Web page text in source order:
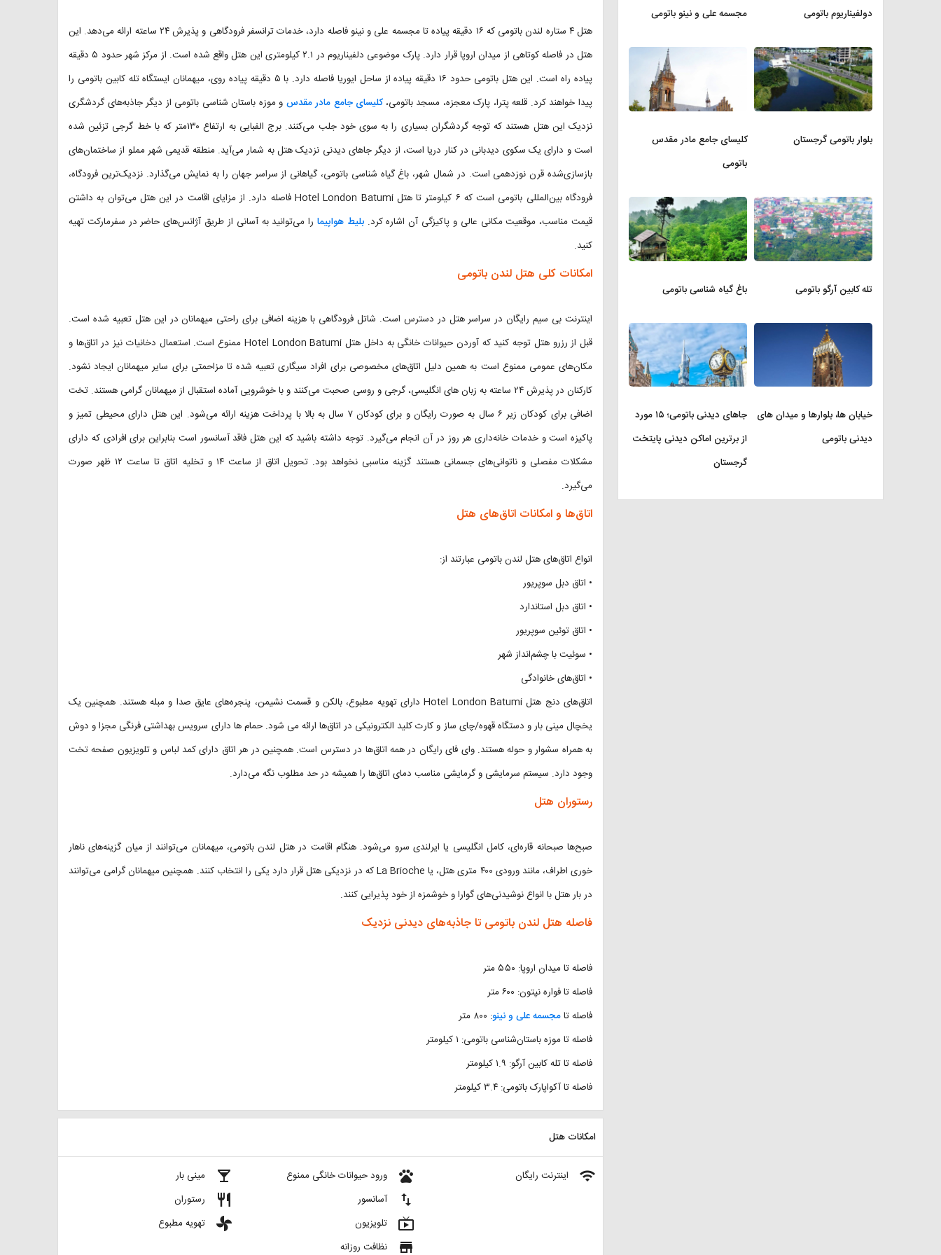
هتل ۴ ستاره لندن باتومی که ۱۶ دقیقه پیاده تا مجسمه علی و نینو فاصله دارد، خدمات ترانسفر فرودگاهی و پذیرش ۲۴ ساعته ارائه می‌دهد. این
هتل در فاصله کوتاهی از میدان اروپا قرار دارد. پارک موضوعی دلفیناریوم در ۲.۱ کیلومتری این هتل واقع شده است. از مرکز شهر حدود ۵ دقیقه
پیاده راه است. این هتل باتومی حدود ۱۶ دقیقه پیاده از ساحل ایوریا فاصله دارد. با ۵ دقیقه پیاده روی، میهمانان ایستگاه تله کابین باتومی را
پیدا خواهند کرد. قلعه پترا، پارک معجزه، مسجد باتومی،کلیسای جامع مادر مقدس و موزه باستان شناسی باتومی از دیگر جاذبه‌های گردشگری
نزدیک این هتل هستند که توجه گردشگران بسیاری را به سوی خود جلب می‌کنند. برج الفبایی به ارتفاع ۱۳۰متر که با خط گرجی تزئین شده
است و دارای یک سکوی دیدبانی در کنار دریا است، از دیگر جاهای دیدنی نزدیک هتل به شمار می‌آید. منطقه قدیمی شهر مملو از ساختمان‌های
بازسازی‌شده قرن نوزدهمی است. در شمال شهر، باغ گیاه شناسی باتومی، گیاهانی از سراسر جهان را به نمایش می‌گذارد. نزدیک‌ترین فرودگاه،
فرودگاه بین‌المللی باتومی است که ۶ کیلومتر تا هتل Hotel London Batumi فاصله دارد. از مزایای اقامت در این هتل می‌توان به داشتن
قیمت مناسب، موقعیت مکانی عالی و پاکیزگی آن اشاره کرد.بلیط هواپیما را می‌توانید به آسانی از طریق آژانس‌های حاضر در سفرمارکت تهیه
کنید.
امکانات کلی هتل لندن باتومی
اینترنت بی سیم رایگان در سراسر هتل در دسترس است. شاتل فرودگاهی با هزینه اضافی برای راحتی میهمانان در این هتل تعبیه شده است.
قبل از رزرو هتل توجه کنید که آوردن حیوانات خانگی به داخل هتل Hotel London Batumi ممنوع است. استعمال دخانیات نیز در اتاق‌ها و
مکان‌های عمومی ممنوع است به همین دلیل اتاق‌های مخصوصی برای افراد سیگاری تعبیه شده تا مزاحمتی برای سایر میهمانان ایجاد نشود.
کارکنان در پذیرش ۲۴ ساعته به زبان های انگلیسی، گرجی و روسی صحبت می‌کنند و با خوشرویی آماده استقبال از میهمانان گرامی هستند. تخت
اضافی برای کودکان زیر ۶ سال به صورت رایگان و برای کودکان ۷ سال به بالا با پرداخت هزینه ارائه می‌شود. این هتل دارای محیطی تمیز و
پاکیزه است و خدمات خانه‌داری هر روز در آن انجام می‌گیرد. توجه داشته باشید که این هتل فاقد آسانسور است بنابراین برای افرادی که دارای
مشکلات مفصلی و ناتوانی‌های جسمانی هستند گزینه مناسبی نخواهد بود. تحویل اتاق از ساعت ۱۴ و تخلیه اتاق تا ساعت ۱۲ ظهر صورت
می‌گیرد.
اتاق‌ها و امکانات اتاق‌های هتل
انواع اتاق‌های هتل لندن باتومی عبارتند از:
• اتاق دبل سوپریور
• اتاق دبل استاندارد
• اتاق توئین سوپریور
• سوئیت با چشم‌انداز شهر
• اتاق‌های خانوادگی
اتاق‌های دنج هتل Hotel London Batumi دارای تهویه مطبوع، بالکن و قسمت نشیمن، پنجره‌های عایق صدا و مبله هستند. همچنین یک
یخچال مینی بار و دستگاه قهوه/چای ساز و کارت کلید الکترونیکی در اتاق‌ها ارائه می شود. حمام ها دارای سرویس بهداشتی فرنگی مجزا و دوش
به همراه سشوار و حوله هستند. وای فای رایگان در همه اتاق‌ها در دسترس است. همچنین در هر اتاق دارای کمد لباس و تلویزیون صفحه تخت
وجود دارد. سیستم سرمایشی و گرمایشی مناسب دمای اتاق‌ها را همیشه در حد مطلوب نگه می‌دارد.
رستوران هتل
صبح‌ها صبحانه قاره‌ای، کامل انگلیسی یا ایرلندی سرو می‌شود. هنگام اقامت در هتل لندن باتومی، میهمانان می‌توانند از میان گزینه‌های ناهار
خوری اطراف، مانند ورودی ۴۰۰ متری هتل، یا La Brioche که در نزدیکی هتل قرار دارد یکی را انتخاب کنند. همچنین میهمانان گرامی می‌توانند
در بار هتل با انواع نوشیدنی‌های گوارا و خوشمزه از خود پذیرایی کنند.
فاصله هتل لندن باتومی تا جاذبه‌های دیدنی نزدیک
فاصله تا میدان اروپا: ۵۵۰ متر
فاصله تا فواره نپتون: ۶۰۰ متر
فاصله تامجسمه علی و نینو: ۸۰۰ متر
فاصله تا موزه باستان‌شناسی باتومی: ۱ کیلومتر
فاصله تا تله‌ کابین آرگو: ۱.۹ کیلومتر
فاصله تا آکواپارک باتومی: ۳.۴ کیلومتر
امکانات هتل
local_bar مینی بار
restaurant رستوران
toys تهویه مطبوع
pets ورود حیوانات خانگی ممنوع
import_export آسانسور
live_tv تلویزیون
store نظافت روزانه
wifi اینترنت رایگان
دولفیناریوم باتومی مجسمه علی و نینو باتومی
بلوار باتومی گرجستان
کلیسای جامع مادر مقدس
باتومی
تله کابین آرگو باتومی باغ گیاه شناسی باتومی
خیابان ها، بلوارها و میدان های
دیدنی باتومی
جاهای دیدنی باتومی؛ ۱۵ مورد
از برترین اماکن دیدنی پایتخت
گرجستان